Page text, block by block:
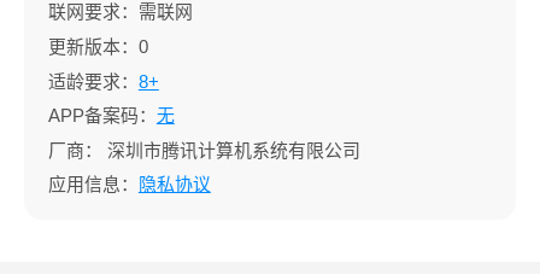
联网要求：需联网
更新版本：0
适龄要求： 8+
APP备案码： 无
厂商：
深圳市腾讯计算机系统有限公司
应用信息：
隐私协议